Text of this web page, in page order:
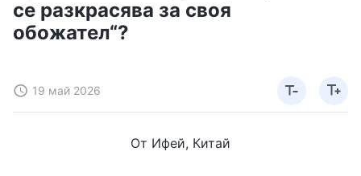
се разкрасява за своя
обожател“?
19 май 2026
От Ифей, Китай